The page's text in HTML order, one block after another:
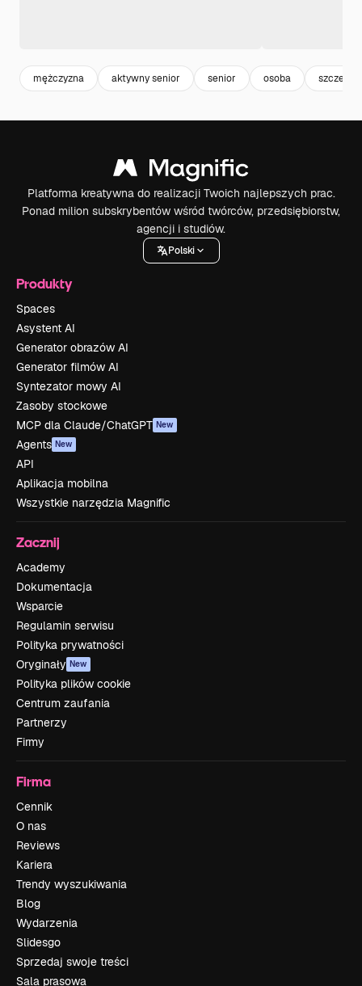
mężczyzna aktywny senior senior osoba szczescie
Platforma kreatywna do realizacji Twoich najlepszych prac.
Ponad milion subskrybentów wśród twórców, przedsiębiorstw,
agencji i studiów.
Polski
Produkty
Spaces
Asystent AI
Generator obrazów AI
Generator filmów AI
Syntezator mowy AI
Zasoby stockowe
MCP dla Claude/ChatGPT New
Agents New
API
Aplikacja mobilna
Wszystkie narzędzia Magnific
Zacznij
Academy
Dokumentacja
Wsparcie
Regulamin serwisu
Polityka prywatności
Oryginały New
Polityka plików cookie
Centrum zaufania
Partnerzy
Firmy
Firma
Cennik
O nas
Reviews
Kariera
Trendy wyszukiwania
Blog
Wydarzenia
Slidesgo
Sprzedaj swoje treści
Sala prasowa